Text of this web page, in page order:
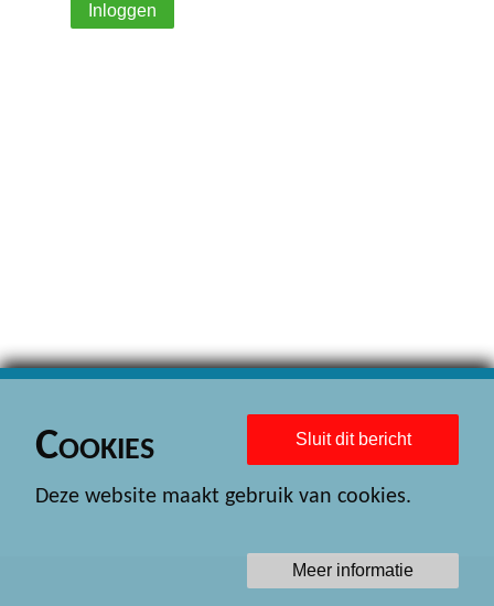
Inloggen
Sluit dit bericht
Cookies
Deze website maakt gebruik van cookies.
Meer informatie